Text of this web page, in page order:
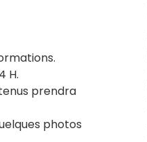
H.
prendra
photos